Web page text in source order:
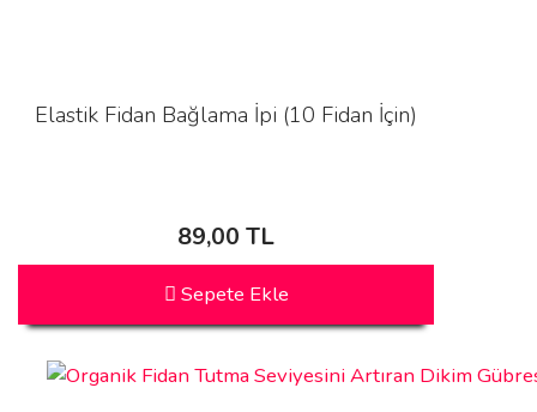
Elastik Fidan Bağlama İpi (10 Fidan İçin)
89,00 TL
Sepete Ekle